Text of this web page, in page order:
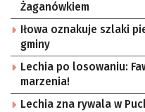
Żaganówkiem
Iłowa oznakuje szlaki
gminy
Lechia po losowaniu:
marzenia!
Lechia zna rywala w